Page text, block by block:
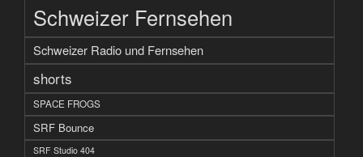
Schweizer Fernsehen
Schweizer Radio und Fernsehen
shorts
SPACE FROGS
SRF Bounce
SRF Studio 404